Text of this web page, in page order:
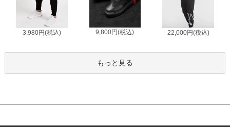
3,980円(税込) 9,800円(税込) 22,000円(税込)
もっと見る